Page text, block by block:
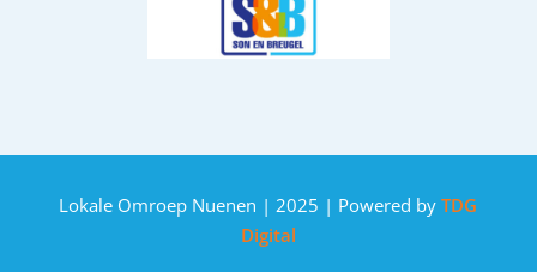
Lokale Omroep Nuenen | 2025 | Powered by TDG
Digital